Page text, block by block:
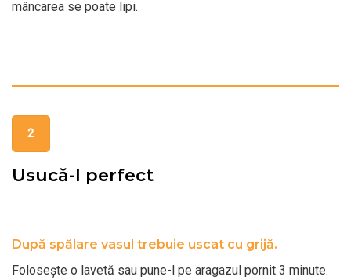
mâncarea se poate lipi.
2
Usucă-l perfect
După spălare vasul trebuie uscat cu grijă.
Folosește o lavetă sau pune-l pe aragazul pornit 3 minute.